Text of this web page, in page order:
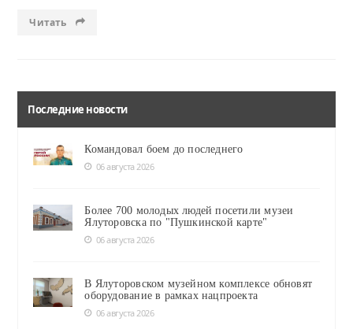
Читать
Последние новости
Командовал боем до последнего
06 августа 2026
Более 700 молодых людей посетили музеи
Ялуторовска по "Пушкинской карте"
06 августа 2026
В Ялуторовском музейном комплексе обновят
оборудование в рамках нацпроекта
06 августа 2026